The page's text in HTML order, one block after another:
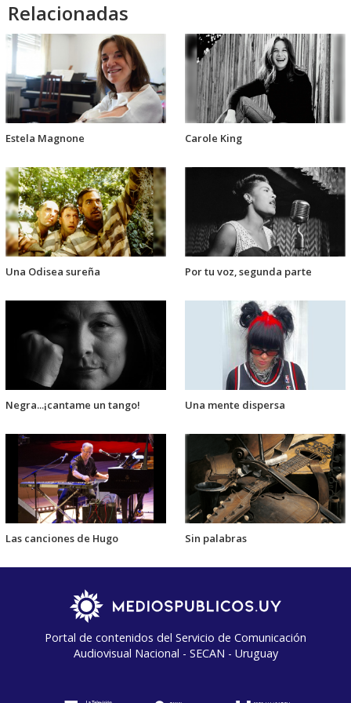
Relacionadas
Estela Magnone Carole King
Una Odisea sureña Por tu voz, segunda parte
Negra...¡cantame un tango! Una mente dispersa
Las canciones de Hugo Sin palabras
Portal de contenidos del Servicio de Comunicación
Audiovisual Nacional - SECAN - Uruguay